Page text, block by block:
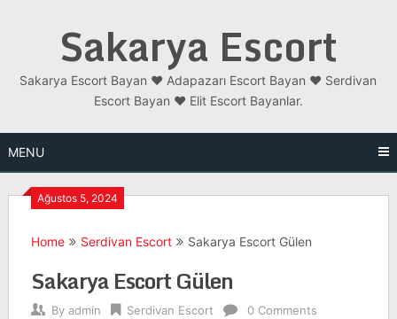
Sakarya Escort
Sakarya Escort Bayan ❤️ Adapazarı Escort Bayan ❤️ Serdivan
Escort Bayan ❤️ Elit Escort Bayanlar.
MENU
Ağustos 5, 2024
Home Serdivan Escort Sakarya Escort Gülen
Sakarya Escort Gülen
By admin Serdivan Escort 0 Comments